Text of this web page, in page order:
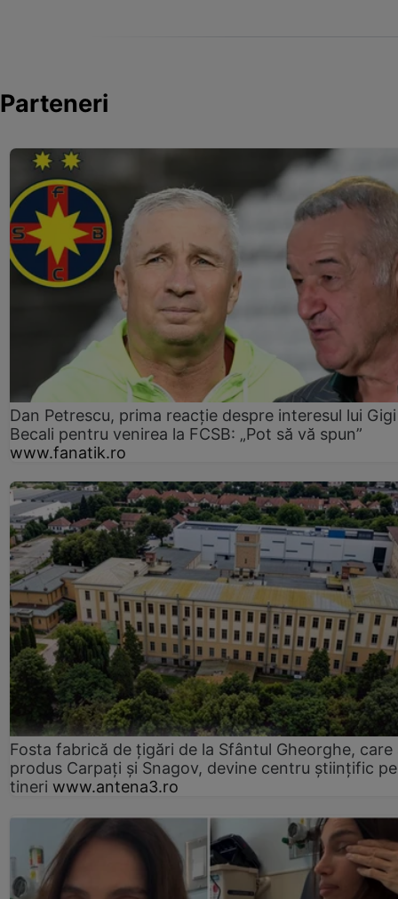
Parteneri
Dan Petrescu, prima reacție despre interesul lui Gigi
Becali pentru venirea la FCSB: „Pot să vă spun”
www.fanatik.ro
Fosta fabrică de țigări de la Sfântul Gheorghe, care
produs Carpați și Snagov, devine centru științific
tineri www.antena3.ro